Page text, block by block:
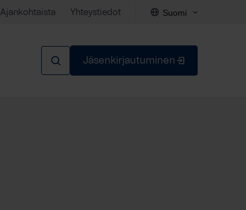
Ajankohtaista Yhteystiedot Suomi
Jäsenkirjautuminen